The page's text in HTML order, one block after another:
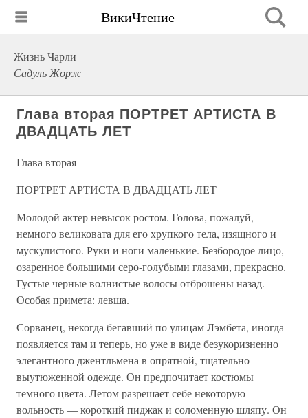
ВикиЧтение
Жизнь Чарли
Садуль Жорж
Глава вторая ПОРТРЕТ АРТИСТА В
ДВАДЦАТЬ ЛЕТ
Глава вторая
ПОРТРЕТ АРТИСТА В ДВАДЦАТЬ ЛЕТ
Молодой актер невысок ростом. Голова, пожалуй,
немного великовата для его хрупкого тела, изящного и
мускулистого. Руки и ноги маленькие. Безбородое лицо,
озаренное большими серо-голубыми глазами, прекрасно.
Густые черные волнистые волосы отброшены назад.
Особая примета: левша.
Сорванец, некогда бегавший по улицам Лэмбета, иногда
появляется там и теперь, но уже в виде безукоризненно
элегантного джентльмена в опрятной, тщательно
выутюженной одежде. Он предпочитает костюмы
темного цвета. Летом разрешает себе некоторую
вольность — короткий пиджак и соломенную шляпу. Он